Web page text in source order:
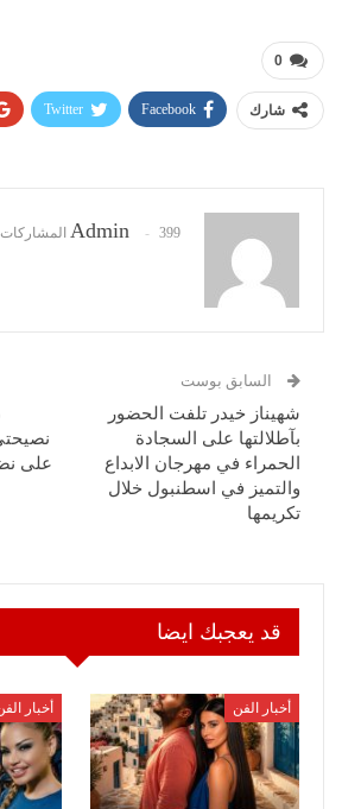
0
شارك Facebook
Twitter
Admin 399 المشاركات
السابق بوست
شهيناز خيدر تلفت الحضور
بآطلالتها على السجادة
الحمراء في مهرجان الابداع
والتميز في اسطنبول خلال
تكريمها
على
قد يعجبك ايضا
أخبار الفن أخبار